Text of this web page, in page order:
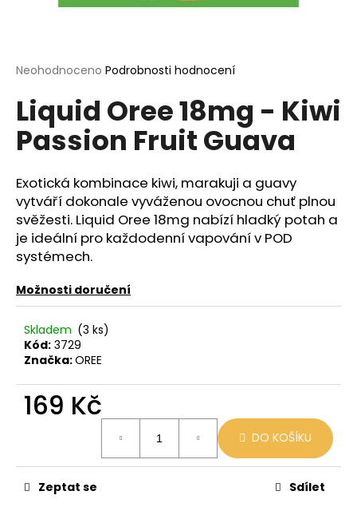
Průměrné
produktu
je
0,0
hvězdiček.
Neohodnoceno Podrobnosti hodnocení
Liquid Oree 18mg - Kiwi
Passion Fruit Guava
Exotická kombinace kiwi, marakuji a guavy
vytváří dokonale vyváženou ovocnou chuť plnou
svěžesti. Liquid Oree 18mg nabízí hladký potah a
je ideální pro každodenní vapování v POD
systémech.
Možnosti doručení
Skladem (3 ks)
Kód: 3729
Značka:OREE
169 Kč
DO KOŠÍKU
Zeptat se Sdílet
í
t
?
HLEDAT
D
p
o
u
č
OXVA